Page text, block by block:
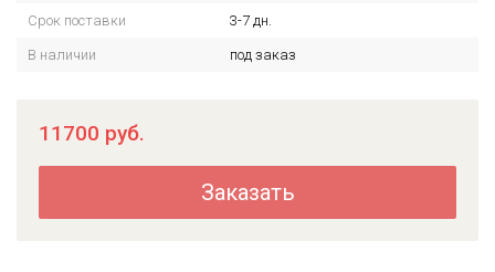
Срок поставки 3-7 дн.
В наличии под заказ
11700 руб.
Заказать